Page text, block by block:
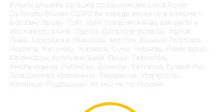
Купити дешево Іграшка позашляховик Land Rover
Defender Bruder 02590 Ви завжди зможете в інтернет-
магазині Профі-Тойс. Цей товар можливо замовити з
доставкою в Київ, Одеса, Дніпропетровськ, Харків,
Львів, Запоріжжя, Миколаїв, Херсон, Вінниця, Полтава,
Чернігів, Житомир, Черкаси, Суми, Чернівці, Рівне, Івано-
Франківськ, Кропивницький, Луцьк, Тернопіль,
Хмельницький, Луганськ, Донецьк, Ужгород, Кривий Рыг,
Біла Церква, Кременчук, Бердянськ, Маріуполь,
Камянець-Подільський та інші міста України